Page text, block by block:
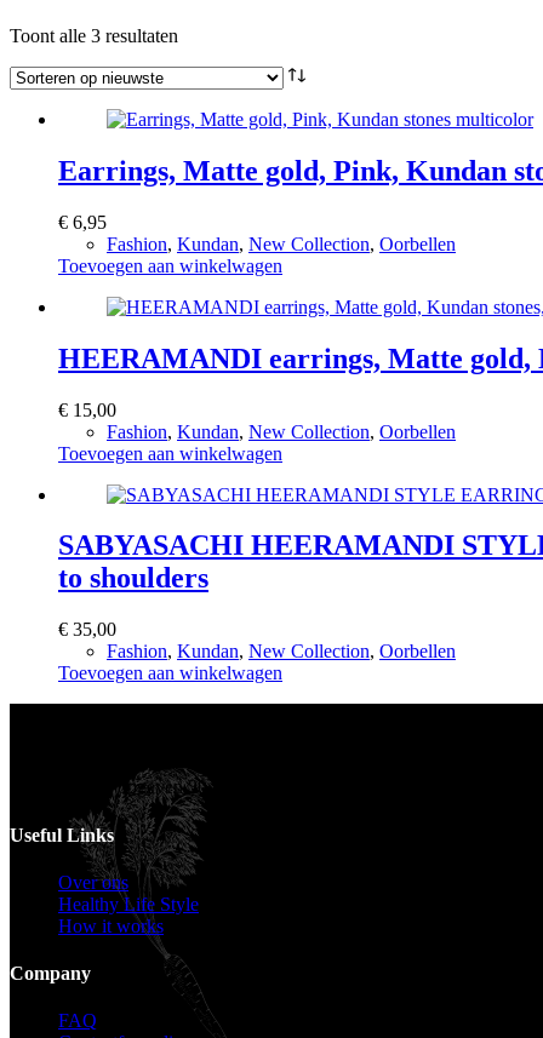
Toont alle 3 resultaten
Earrings, Matte gold, Pink, Kundan
€ 6,95
Fashion, Kundan, New Collection, Oorbellen
Toevoegen aan winkelwagen
HEERAMANDI earrings, Matte gold,
€ 15,00
Fashion, Kundan, New Collection, Oorbellen
Toevoegen aan winkelwagen
SABYASACHI HEERAMANDI
to shoulders
€ 35,00
Fashion, Kundan, New Collection, Oorbellen
Toevoegen aan winkelwagen
Voor catering opgeven 30 dagen van te voren.
Useful Links
Over ons
Healthy Life Style
How it works
Company
FAQ